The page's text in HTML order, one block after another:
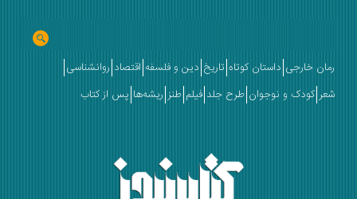
خارجی داستان کوتاه تاریخ دین و فلسفه اقتصاد روانشناسی
کودک و نوجوان طرح جلد فیلم طنز ریشه‌ها پس از کتاب